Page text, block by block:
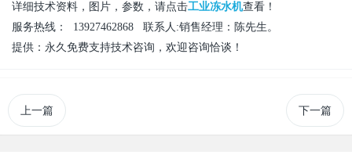
详细技术资料，图片，参数，请点击工业冻水机查看 ！
服务热线：
13927462868 联系人 :销售经理：陈先生。
提供：永久免费支持技术咨询，欢迎咨询恰谈！
上一篇 下一篇